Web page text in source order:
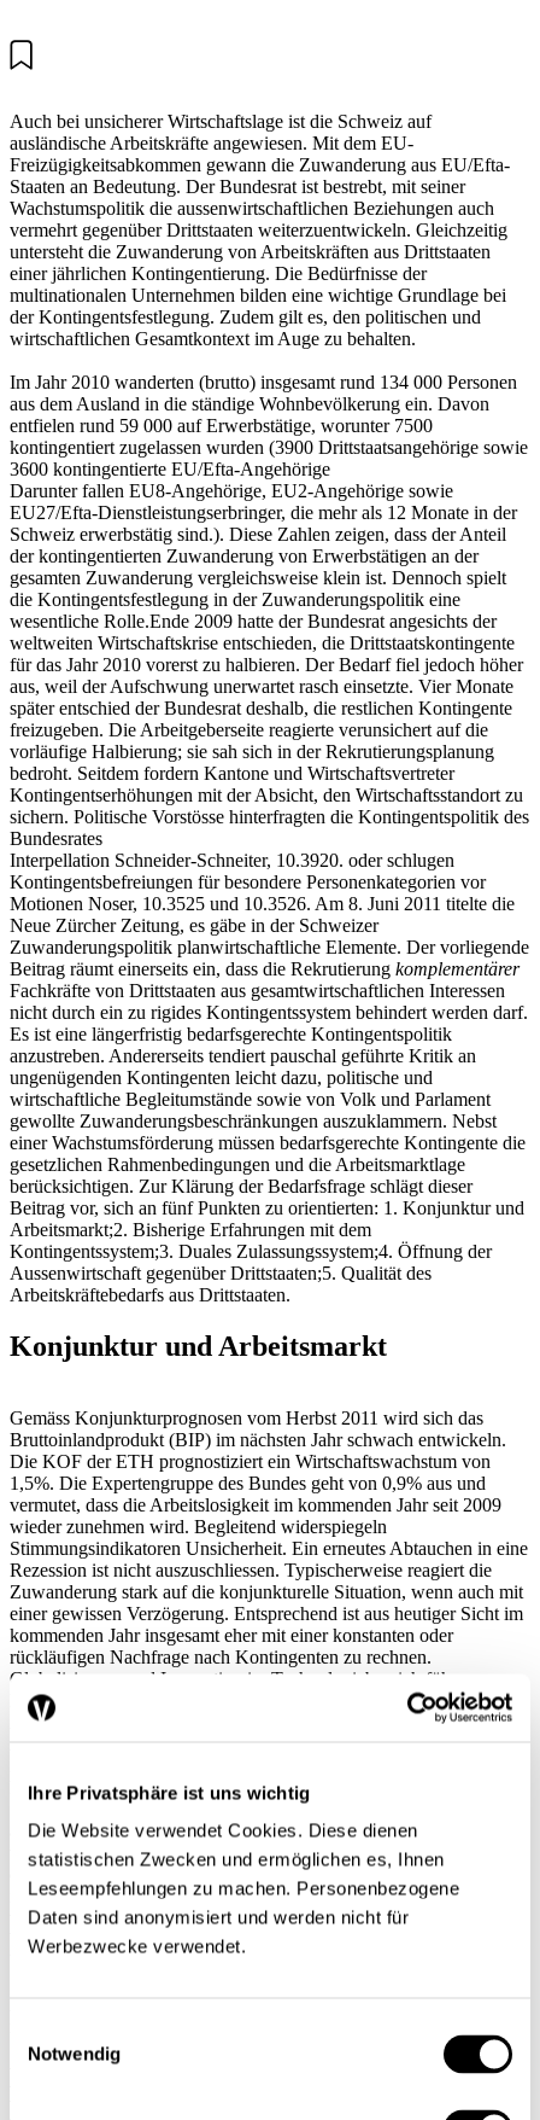
Ihre Privatsphäre ist uns wichtig
Die Website verwendet Cookies. Diese dienen
statistischen Zwecken und ermöglichen es, Ihnen
Leseempfehlungen zu machen. Personenbezogene
Daten sind anonymisiert und werden nicht für
Werbezwecke verwendet.
Notwendig
Auch bei unsicherer Wirtschaftslage ist die Schweiz auf
ausländische Arbeitskräfte angewiesen. Mit dem EU-
Freizügigkeitsabkommen gewann die Zuwanderung aus EU/Efta-
Staaten an Bedeutung. Der Bundesrat ist bestrebt, mit seiner
Wachstumspolitik die aussenwirtschaftlichen Beziehungen auch
vermehrt gegenüber Drittstaaten weiterzuentwickeln. Gleichzeitig
untersteht die Zuwanderung von Arbeitskräften aus Drittstaaten
einer jährlichen Kontingentierung. Die Bedürfnisse der
multinationalen Unternehmen bilden eine wichtige Grundlage bei
der Kontingentsfestlegung. Zudem gilt es, den politischen und
wirtschaftlichen Gesamtkontext im Auge zu behalten.
Im Jahr 2010 wanderten (brutto) insgesamt rund 134 000 Personen
aus dem Ausland in die ständige Wohnbevölkerung ein. Davon
entfielen rund 59 000 auf Erwerbstätige, worunter 7500
kontingentiert zugelassen wurden (3900 Drittstaatsangehörige sowie
3600 kontingentierte EU/Efta-Angehörige
Darunter fallen EU8-Angehörige, EU2-Angehörige sowie
EU27/Efta-Dienstleistungserbringer, die mehr als 12 Monate in der
Schweiz erwerbstätig sind.). Diese Zahlen zeigen, dass der Anteil
der kontingentierten Zuwanderung von Erwerbstätigen an der
gesamten Zuwanderung vergleichsweise klein ist. Dennoch spielt
die Kontingentsfestlegung in der Zuwanderungspolitik eine
wesentliche Rolle.Ende 2009 hatte der Bundesrat angesichts der
weltweiten Wirtschaftskrise entschieden, die Drittstaatskontingente
für das Jahr 2010 vorerst zu halbieren. Der Bedarf fiel jedoch höher
aus, weil der Aufschwung unerwartet rasch einsetzte. Vier Monate
später entschied der Bundesrat deshalb, die restlichen Kontingente
freizugeben. Die Arbeitgeberseite reagierte verunsichert auf die
vorläufige Halbierung; sie sah sich in der Rekrutierungsplanung
bedroht. Seitdem fordern Kantone und Wirtschaftsvertreter
Kontingentserhöhungen mit der Absicht, den Wirtschaftsstandort zu
sichern. Politische Vorstösse hinterfragten die Kontingentspolitik des
Bundesrates
Interpellation Schneider-Schneiter, 10.3920. oder schlugen
Kontingentsbefreiungen für besondere Personenkategorien vor
Motionen Noser, 10.3525 und 10.3526. Am 8. Juni 2011 titelte die
Neue Zürcher Zeitung, es gäbe in der Schweizer
Zuwanderungspolitik planwirtschaftliche Elemente. Der vorliegende
Beitrag räumt einerseits ein, dass die Rekrutierung komplementärer
Fachkräfte von Drittstaaten aus gesamtwirtschaftlichen Interessen
nicht durch ein zu rigides Kontingentssystem behindert werden darf.
Es ist eine längerfristig bedarfsgerechte Kontingentspolitik
anzustreben. Andererseits tendiert pauschal geführte Kritik an
ungenügenden Kontingenten leicht dazu, politische und
wirtschaftliche Begleitumstände sowie von Volk und Parlament
gewollte Zuwanderungsbeschränkungen auszuklammern. Nebst
einer Wachstumsförderung müssen bedarfsgerechte Kontingente die
gesetzlichen Rahmenbedingungen und die Arbeitsmarktlage
berücksichtigen. Zur Klärung der Bedarfsfrage schlägt dieser
Beitrag vor, sich an fünf Punkten zu orientierten: 1. Konjunktur und
Arbeitsmarkt;2. Bisherige Erfahrungen mit dem
Kontingentssystem;3. Duales Zulassungssystem;4. Öffnung der
Aussenwirtschaft gegenüber Drittstaaten;5. Qualität des
Arbeitskräftebedarfs aus Drittstaaten.
Konjunktur und Arbeitsmarkt
Gemäss Konjunkturprognosen vom Herbst 2011 wird sich das
Bruttoinlandprodukt (BIP) im nächsten Jahr schwach entwickeln.
Die KOF der ETH prognostiziert ein Wirtschaftswachstum von
1,5%. Die Expertengruppe des Bundes geht von 0,9% aus und
vermutet, dass die Arbeitslosigkeit im kommenden Jahr seit 2009
wieder zunehmen wird. Begleitend widerspiegeln
Stimmungsindikatoren Unsicherheit. Ein erneutes Abtauchen in eine
Rezession ist nicht auszuschliessen. Typischerweise reagiert die
Zuwanderung stark auf die konjunkturelle Situation, wenn auch mit
einer gewissen Verzögerung. Entsprechend ist aus heutiger Sicht im
kommenden Jahr insgesamt eher mit einer konstanten oder
rückläufigen Nachfrage nach Kontingenten zu rechnen.
Globalisierung und Innovation im Technologiebereich führen zu
langfristigen Veränderungen in der Weltwirtschaft, die wiederum
Auswirkungen auf die Struktur des Arbeitsmarktes haben. Die
konzentriert, welche die ansässigen Arbeitskräfte ergänzen soll. Aus
Sicht der inländischen Bevölkerung ist es entscheidend, dass sie –
angesichts einer wachsenden ausländischen Konkurrenz –
wettbewerbsfähig bleibt und mit der Technologieentwicklung bzw.
der veränderten Nachfrage der Arbeitgeber Schritt halten kann. Die
in diesem Jahr lancierte FachkräfteinitiativedesEVDverfolgt einen
wichtigen Ansatz, indem sie u.a. auf die Verbesserung der Aus- und
Weiterbildung setzt.